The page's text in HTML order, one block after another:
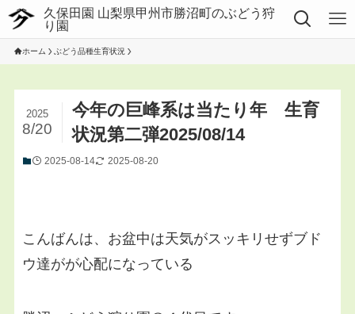
ホーム ぶどう品種生育状況
今年の巨峰系は当たり年 生育
状況第二弾2025/08/14
2025
8/20
2025-08-14 2025-08-20
こんばんは、お盆中は天気がスッキリせずブド
ウ達がが心配になっている